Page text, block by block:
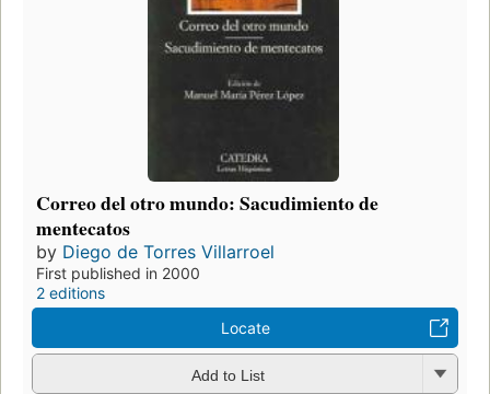
Correo del otro mundo: Sacudimiento de
mentecatos
by Diego de Torres Villarroel
First published in 2000
2 editions
Locate
Add to List